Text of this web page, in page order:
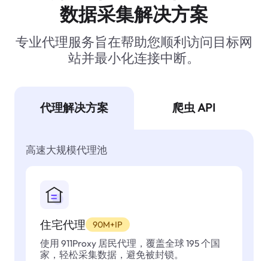
数据采集解决方案
专业代理服务旨在帮助您顺利访问目标网
站并最小化连接中断。
代理解决方案 爬虫 API
高速大规模代理池
住宅代理 90M+IP
使用 911Proxy 居民代理，覆盖全球 195 个国
家，轻松采集数据，避免被封锁。